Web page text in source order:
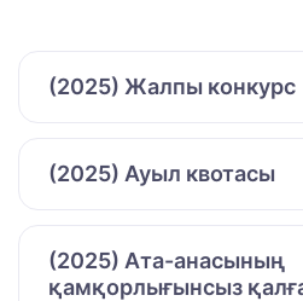
(2025) Жалпы конкурс
(2025) Ауыл квотасы
(2025) Ата-анасының
қамқорлығынсыз